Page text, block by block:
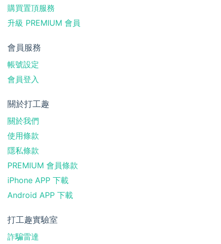
購買置頂服務
升級 PREMIUM 會員
會員服務
帳號設定
會員登入
關於打工趣
關於我們
使用條款
隱私條款
PREMIUM 會員條款
iPhone APP 下載
Android APP 下載
打工趣實驗室
詐騙雷達